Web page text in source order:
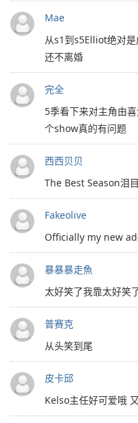
Mae
从s1到s5Elliot绝对
还不离婚
完全
5季看下来对主角由
个show真的有问题
西西贝贝
The Best Season泪
Fakeolive
Officially my new
暴暴暴走魚
太好笑了我靠太好笑
普赛克
从头笑到尾
皮卡邱
Kelso主任好可爱哦